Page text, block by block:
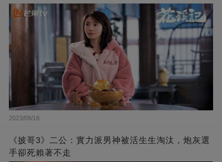
2023/09/18
《披哥3》二公：實力派男神被活生生淘汰，炮灰選
手卻死賴著不走